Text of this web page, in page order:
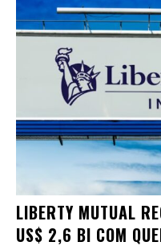
LIBERTY MUTUAL
US$ 2,6 BI COM